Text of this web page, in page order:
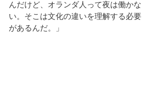
んだけど、オランダ人って夜は働かな
い。そこは文化の違いを理解する必要
があるんだ。」